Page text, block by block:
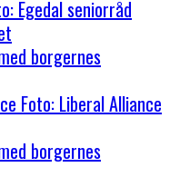
borgernes
borgernes